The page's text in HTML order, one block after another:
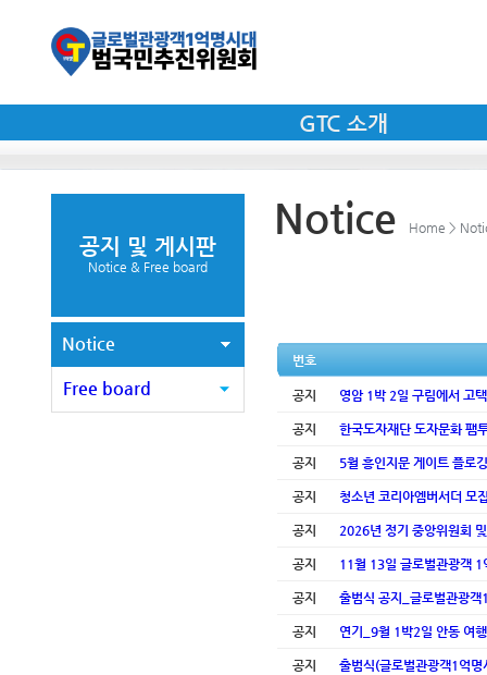
GTC 소개
공지 및 게시판
Notice & Free board
Notice
Free board
Notice Home >
번호
공지 영암 1박 2일 구림에서 고
공지 한국도자재단 도자문화 팸
공지 5월 흥인지문 게이트 플로깅
공지 청소년 코리아엠버서더 모
공지 2026년 정기 중앙위원회
공지 11월 13일 글로벌관광객
공지 출범식 공지_글로벌관광객
공지 연기_9월 1박2일 안동 여행
공지 출범식(글로벌관광객1억